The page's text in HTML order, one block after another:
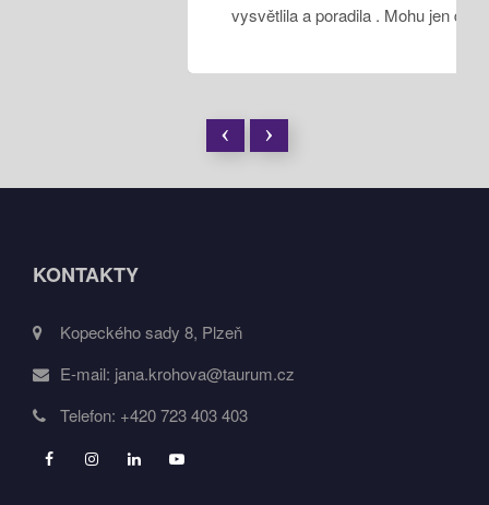
vysvětlila a poradila . Mohu jen doporučit.
KONTAKTY
Kopeckého sady 8, Plzeň
E-mail: jana.krohova@taurum.cz
Telefon: +420 723 403 403